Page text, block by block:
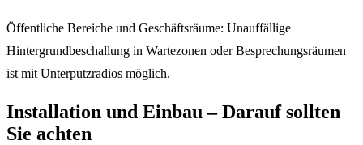
Öffentliche Bereiche und Geschäftsräume: Unauffällige
Hintergrundbeschallung in Wartezonen oder Besprechungsräumen
ist mit Unterputzradios möglich.
Installation und Einbau – Darauf sollten
Sie achten